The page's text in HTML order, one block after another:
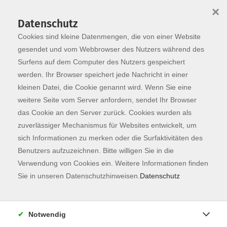
Skip to main content
You are here:
Programm
2 Kurse
Datenschutz
Cookies sind kleine Datenmengen, die von einer Website
gesendet und vom Webbrowser des Nutzers während des
Surfens auf dem Computer des Nutzers gespeichert
werden. Ihr Browser speichert jede Nachricht in einer
kleinen Datei, die Cookie genannt wird. Wenn Sie eine
weitere Seite vom Server anfordern, sendet Ihr Browser
das Cookie an den Server zurück. Cookies wurden als
zuverlässiger Mechanismus für Websites entwickelt, um
sich Informationen zu merken oder die Surfaktivitäten des
Benutzers aufzuzeichnen. Bitte willigen Sie in die
Verwendung von Cookies ein. Weitere Informationen finden
Sie in unseren Datenschutzhinweisen. Datenschutz
×
Notwendig